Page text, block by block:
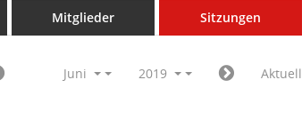
Mitglieder Sitzungen
Juni 2019 Aktuell